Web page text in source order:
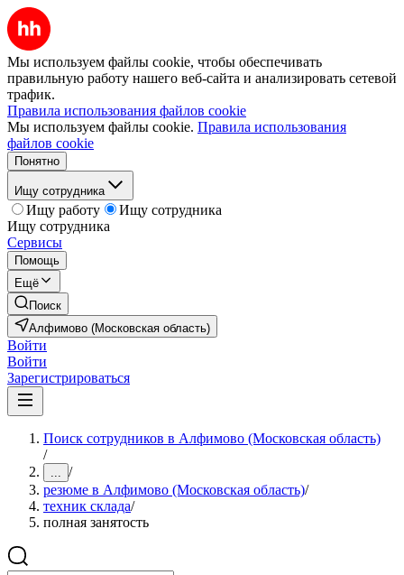
Мы используем файлы cookie, чтобы обеспечивать
правильную работу нашего веб-сайта и анализировать сетевой
трафик.
Правила использования файлов cookie
Мы используем файлы cookie. Правила использования
файлов cookie
Понятно
Ищу сотрудника
Ищу работу
Ищу сотрудника
Ищу сотрудника
Сервисы
Помощь
Ещё
Поиск
Алфимово (Московская область)
Войти
Войти
Зарегистрироваться
Поиск сотрудников в Алфимово (Московская область)
/
... /
резюме в Алфимово (Московская область)/
техник склада/
полная занятость